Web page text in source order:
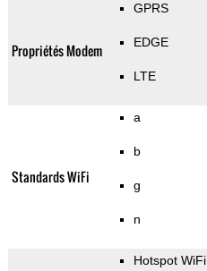
Propriétés Modem
GPRS
EDGE
LTE
Standards WiFi
a
b
g
n
Hotspot WiFi